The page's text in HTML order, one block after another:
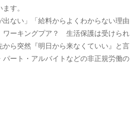
す。
ない」「給料からよくわからない理由
ワーキングプア？ 生活保護は受けられ
ら突然『明日から来なくていい』と言
ート・アルバイトなどの非正規労働の